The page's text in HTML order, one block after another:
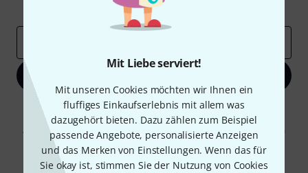
Mit Liebe serviert!
Mit unseren Cookies möchten wir Ihnen ein
fluffiges Einkaufserlebnis mit allem was
dazugehört bieten. Dazu zählen zum Beispiel
passende Angebote, personalisierte Anzeigen
und das Merken von Einstellungen. Wenn das für
Sie okay ist, stimmen Sie der Nutzung von Cookies
Inspirierende Beiträge
Deals
Mit Klick auf „Jetzt anmelden“ stimmen Sie dem Erhalt von E-Mail-
Werbung und einer Messung des E-Mail-Nutzungsverhaltens zu. Die
Abmeldung ist jederzeit möglich. Weitere Informationen finden Sie in
unserenDatenschutzhinweisen
* Pflichtfeld